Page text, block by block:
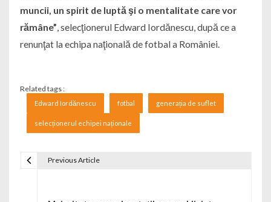
muncii, un spirit de luptă şi o mentalitate care vor
rămâne”, selecţionerul Edward Iordănescu, după ce a
renunţat la echipa naţională de fotbal a României.
Related tags :
Edward Iordănescu fotbal generația de suflet
selecționerul echipei naționale
Previous Article